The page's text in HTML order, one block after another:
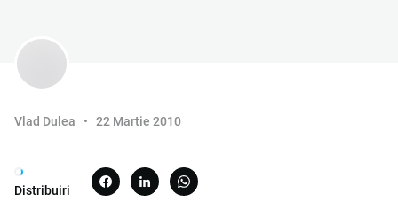
Vlad Dulea 22 Martie 2010
Distribuiri